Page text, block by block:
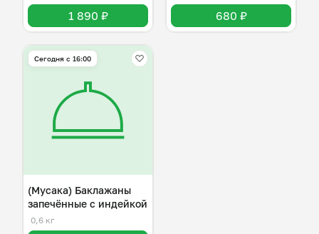
1 890 ₽ 680 ₽
Сегодня с 16:00
(Мусака) Баклажаны
запечённые с индейкой
0,6 кг